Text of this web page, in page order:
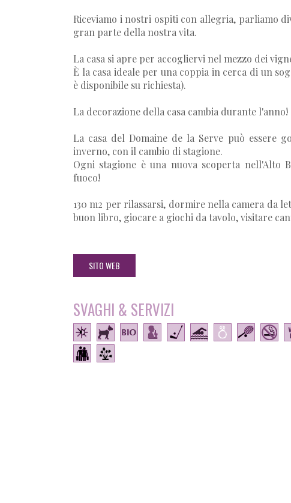
Riceviamo i nostri ospiti con allegria, parliamo
gran parte della nostra vita.
La casa si apre per accogliervi nel mezzo dei
È la casa ideale per una coppia in cerca di un
è disponibile su richiesta).
La decorazione della casa cambia durante l'anno!
La casa del Domaine de la Serve può essere
inverno, con il cambio di stagione.
Ogni stagione è una nuova scoperta nell'Alto
fuoco!
130 m2 per rilassarsi, dormire nella camera da
buon libro, giocare a giochi da tavolo, visitare
SITO WEB
SVAGHI & SERVIZI